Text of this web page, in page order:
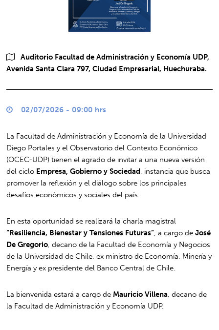
Auditorio Facultad de Administración y Economía UDP,
Avenida Santa Clara 797, Ciudad Empresarial, Huechuraba.
02/07/2026 - 09:00 hrs
La Facultad de Administración y Economía de la Universidad
Diego Portales y el Observatorio del Contexto Económico
(OCEC-UDP) tienen el agrado de invitar a una nueva versión
del ciclo Empresa, Gobierno y Sociedad , instancia que busca
promover la reflexión y el diálogo sobre los principales
desafíos económicos y sociales del país.
En esta oportunidad se realizará la charla magistral
“Resiliencia, Bienestar y Tensiones Futuras” , a cargo deJosé
De Gregorio , decano de la Facultad de Economía y Negocios
de la Universidad de Chile, ex ministro de Economía, Minería y
Energía y ex presidente del Banco Central de Chile.
La bienvenida estará a cargo de Mauricio Villena , decano de
la Facultad de Administración y Economía UDP.